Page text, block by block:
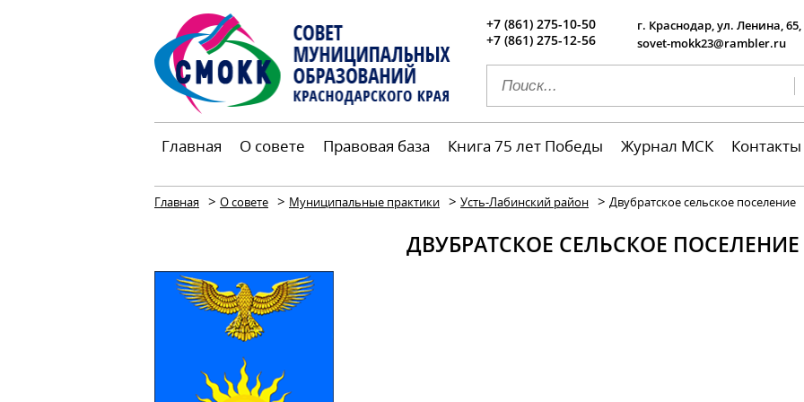
+7 (861) 275-10-50
+7 (861) 275-12-56
г. Краснодар, ул. Ленина,
sovet-mokk23@rambler.ru
Главная О совете Правовая база Книга 75 лет Победы Журнал МСК Контакты
Главная > О совете > Муниципальные практики > Усть-Лабинский район > Двубратское сельское поселение
ДВУБРАТСКОЕ СЕЛЬСКОЕ ПОСЕЛЕНИЕ